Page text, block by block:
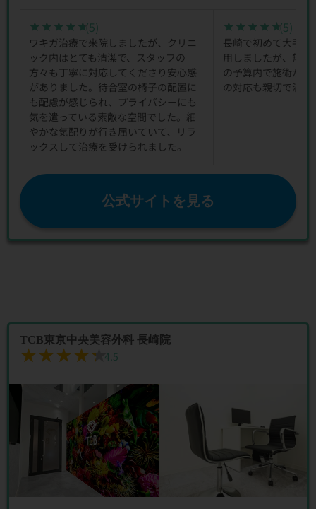
★★★★★
★★★★★(5)
ワキガ治療で来院しましたが、クリニ
ック内はとても清潔で、スタッフの
方々も丁寧に対応してくださり安心感
がありました。待合室の椅子の配置に
も配慮が感じられ、プライバシーにも
気を遣っている素敵な空間でした。細
やかな気配りが行き届いていて、リラ
ックスして治療を受けられました。
★★★★★
★★★★★(5)
長崎で初めて大手
用しましたが、無
の予算内で施術が
の対応も親切で満足
公式サイトを見る
TCB東京中央美容外科 長崎院
★★★★★
★★★★★4.5